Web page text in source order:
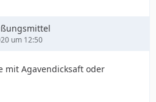
um 12:50
mit Agavendicksaft oder